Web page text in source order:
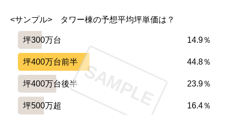
<サンプル>　タワー棟の予想平均坪単価は？
坪300万台 14.9％
坪400万台前半 44.8％
坪400万台後半 23.9％
坪500万超 16.4％
SAMPLE